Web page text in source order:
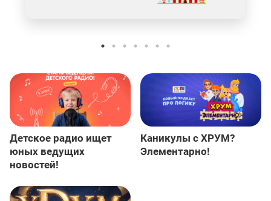
Детское радио ищет
юных ведущих
новостей!
Каникулы с ХРУМ?
Элементарно!